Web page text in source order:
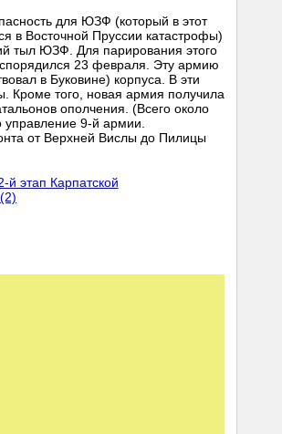
для ЮЗФ (который в этот
в Восточной Пруссии катастрофы)
тыл ЮЗФ. Для парирования этого
23 февраля. Эту армию
в Буковине) корпуса. В эти
Кроме того, новая армия получила
ополчения. (Всего около
9-й армии.
от Верхней Вислы до Пилицы
й этап Карпатской